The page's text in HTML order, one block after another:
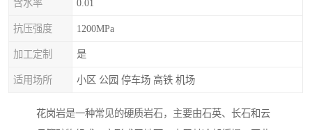
含水率 0.01
抗压强度 1200MPa
加工定制 是
适用场所 小区 公园 停车场 高铁 机场
花岗岩是一种常见的硬质岩石，主要由石英、长石和云